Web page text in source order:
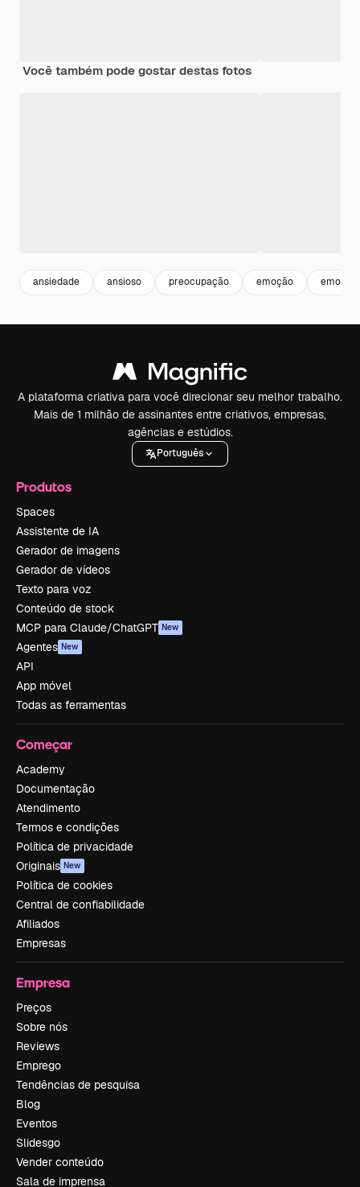
Você também pode gostar destas fotos
ansiedade ansioso preocupação emoção
A plataforma criativa para você direcionar seu melhor trabalho.
Mais de 1 milhão de assinantes entre criativos, empresas,
agências e estúdios.
Português
Produtos
Spaces
Assistente de IA
Gerador de imagens
Gerador de vídeos
Texto para voz
Conteúdo de stock
MCP para Claude/ChatGPT New
Agentes New
API
App móvel
Todas as ferramentas
Começar
Academy
Documentação
Atendimento
Termos e condições
Política de privacidade
Originais New
Política de cookies
Central de confiabilidade
Afiliados
Empresas
Empresa
Preços
Sobre nós
Reviews
Emprego
Tendências de pesquisa
Blog
Eventos
Slidesgo
Vender conteúdo
Sala de imprensa